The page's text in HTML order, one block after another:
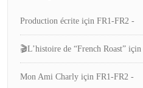
Production écrite için FR1-FR2 -
🎬L’histoire de “French Roast” için
Mon Ami Charly için FR1-FR2 -